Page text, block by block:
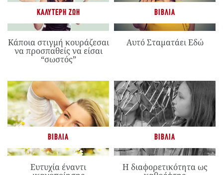
ΚΑΛΎΤΕΡΗ ΖΩΉ
Κάποια στιγμή κουράζεσαι
να προσπαθείς να είσαι
“σωστός”
ΒΙΒΛΊΑ
Αυτό Σταματάει Εδώ
ΒΙΒΛΊΑ
Ευτυχία έναντι
ΒΙΒΛΊΑ
Η διαφορετικότητα ως